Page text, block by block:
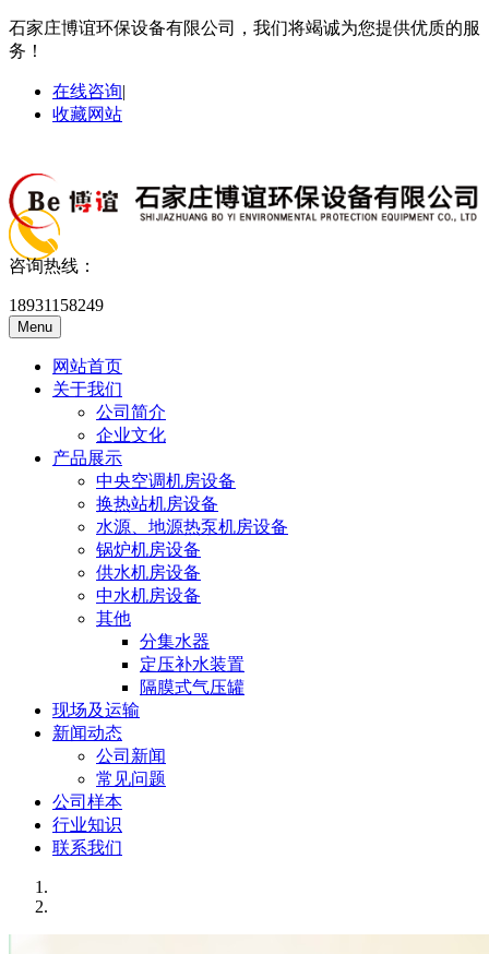
石家庄博谊环保设备有限公司，我们将竭诚为您提供优质的服
务！
在线咨询|
收藏网站
咨询热线：
18931158249
Menu
网站首页
关于我们
公司简介
企业文化
产品展示
中央空调机房设备
换热站机房设备
水源、地源热泵机房设备
锅炉机房设备
供水机房设备
中水机房设备
其他
分集水器
定压补水装置
隔膜式气压罐
现场及运输
新闻动态
公司新闻
常见问题
公司样本
行业知识
联系我们